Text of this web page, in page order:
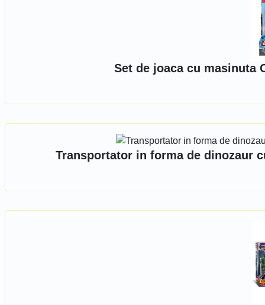
Set de joaca cu masinuta
Transportator in forma de dinozaur